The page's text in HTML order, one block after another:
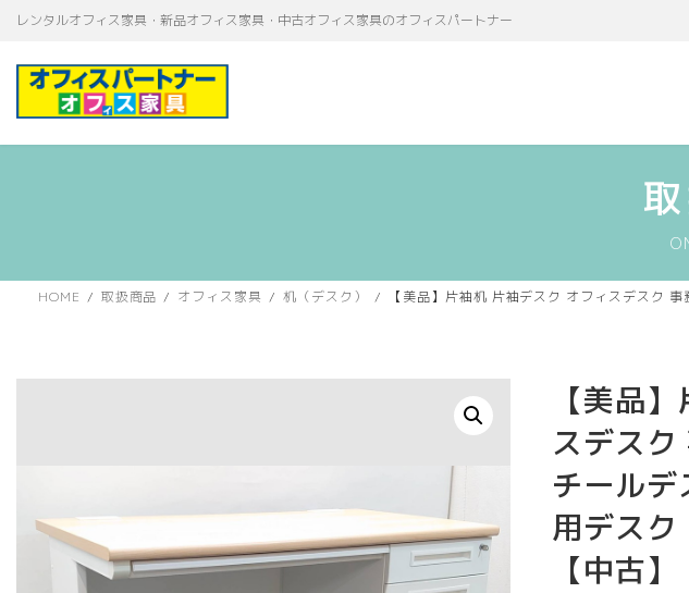
テ
ゲ
レンタルオフィス家具・新品オフィス家具・中古オフィス家具のオフィスパートナー
HOME 取扱商品 オフィス家具 机（デスク） 【美品】片袖机 片袖デスク オフィスデスク
【美品
スデス
チール
用デスク
【中古】